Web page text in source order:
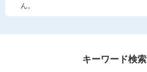
ん。
キーワード検索